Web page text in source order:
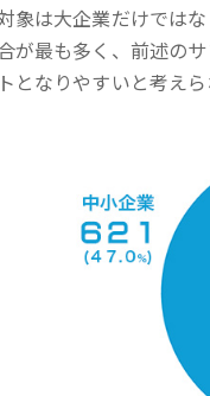
象は大企業だけでは
が最も多く、前述の
となりやすいと考えら